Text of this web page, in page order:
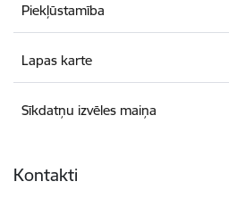
Piekļūstamība
Lapas karte
Sīkdatņu izvēles maiņa
Kontakti